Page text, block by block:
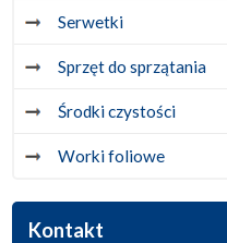
Serwetki
Sprzęt do sprzątania
Środki czystości
Worki foliowe
Kontakt